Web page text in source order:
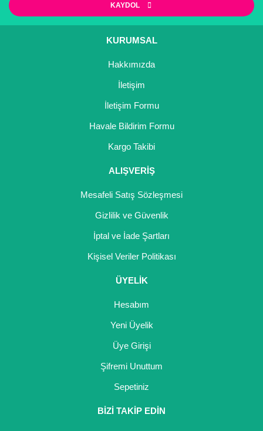
KAYDOL
KURUMSAL
Hakkımızda
İletişim
İletişim Formu
Havale Bildirim Formu
Kargo Takibi
ALIŞVERİŞ
Mesafeli Satış Sözleşmesi
Gizlilik ve Güvenlik
İptal ve İade Şartları
Kişisel Veriler Politikası
ÜYELİK
Hesabım
Yeni Üyelik
Üye Girişi
Şifremi Unuttum
Sepetiniz
BİZİ TAKİP EDİN